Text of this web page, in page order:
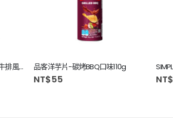
華元波的多洋芋片-蒜烤骰子牛排風味81g 品客洋芋片-碳烤BBQ口味110g
NT$55 NT$